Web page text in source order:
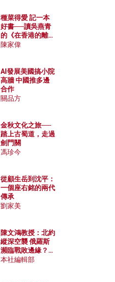
種菜得愛 記一本
好書──讀吳燕青
的《在香港的離島
種菜》
陳家偉
AI發展美國搞小院
高牆 中國推多邊
合作
關品方
金秋文化之旅──
踏上古蜀道，走過
劍門關
馮珍今
從顧生岳到沈平：
一個座右銘的兩代
傳承
劉家美
陳文鴻教授：北約
縱深空襲 俄羅斯
瀕臨戰敗邊緣？中
國零部件能左右戰
本社編輯部